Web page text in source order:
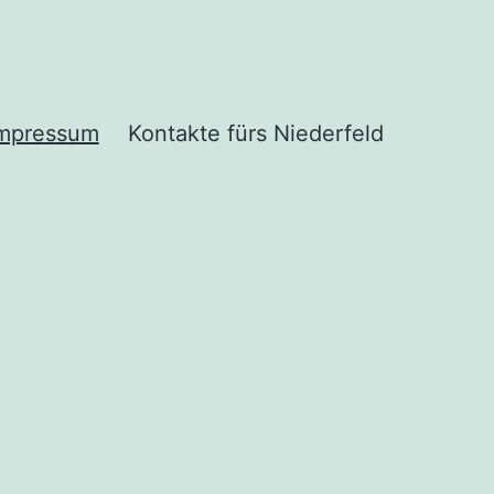
Kontakte fürs Niederfeld